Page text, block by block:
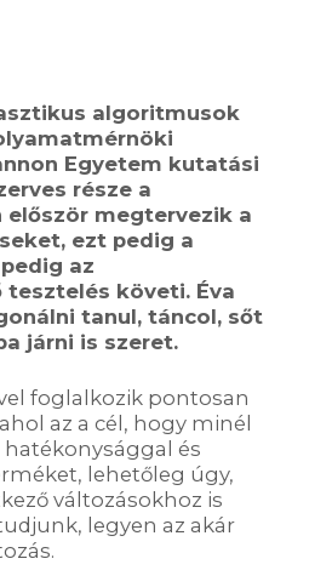
algoritmusok
Egyetem kutatási
része a
megtervezik a
eztpedig a
pedig az
tesztelés követi. Éva
tanul, táncol, sőt
járni is szeret.
foglalkozik pontosan
az a cél, hogy minél
és
lehetőleg úgy,
változásokhoz is
legyen az akár